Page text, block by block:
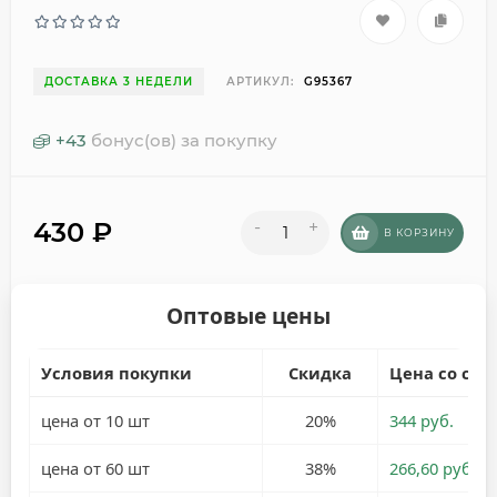
ДОСТАВКА 3 НЕДЕЛИ АРТИКУЛ: G95367
+43 бонус(ов) за покупку
430 ₽ - + В КОРЗИНУ
Оптовые цены
Условия покупки Скидка Цена со
цена от 10 шт 20% 344 руб.
цена от 60 шт 38% 266,60 руб.